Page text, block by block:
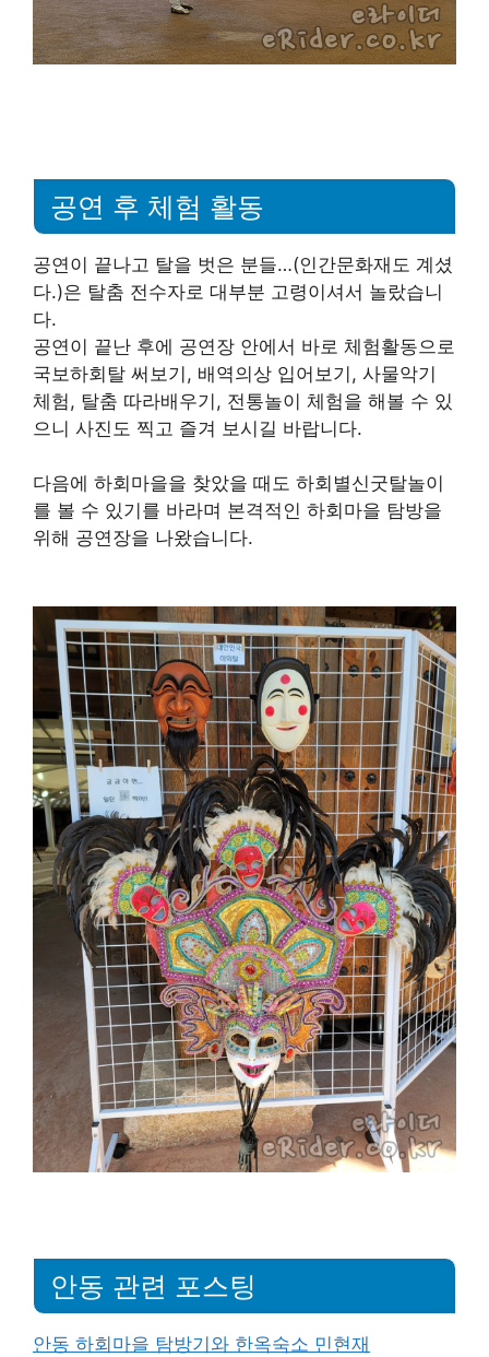
공연 후 체험 활동
공연이 끝나고 탈을 벗은 분들…(인간문화재도 계셨
다.)은 탈춤 전수자로 대부분 고령이셔서 놀랐습니
다.
공연이 끝난 후에 공연장 안에서 바로 체험활동으로
국보하회탈 써보기, 배역의상 입어보기, 사물악기
체험, 탈춤 따라배우기, 전통놀이 체험을 해볼 수 있
으니 사진도 찍고 즐겨 보시길 바랍니다.
다음에 하회마을을 찾았을 때도 하회별신굿탈놀이
를 볼 수 있기를 바라며 본격적인 하회마을 탐방을
위해 공연장을 나왔습니다.
안동 관련 포스팅
안동 하회마을 탐방기와 한옥숙소 민현재